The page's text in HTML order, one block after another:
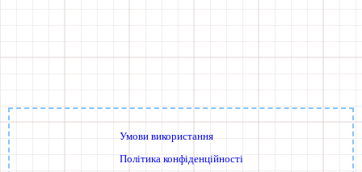
Умови використання
Політика конфіденційності